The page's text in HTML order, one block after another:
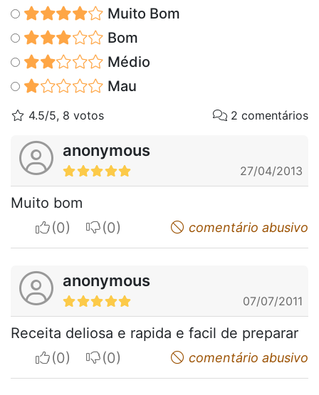
Muito Bom
Bom
Médio
Mau
4.5/5, 8 votos 2 comentários
anonymous
27/04/2013
Muito bom
I apreciateI do not appreciatecomentário abusivo
anonymous
07/07/2011
Receita deliosa e rapida e facil de preparar
I apreciateI do not appreciatecomentário abusivo